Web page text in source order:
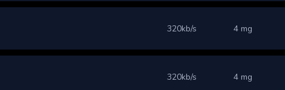
320kb/s 4 mg
320kb/s 4 mg